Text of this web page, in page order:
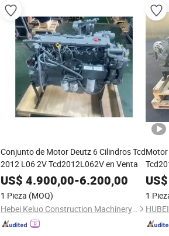
Conjunto de Motor Deutz 6 Cilindros Tcd
2012 L06 2V Tcd2012L062V en Venta
US$ 4.900,00-6.200,00
1 Pieza (MOQ)
Hebei Keluo Construction Machinery Co., Ltd.
Motor
US$
1